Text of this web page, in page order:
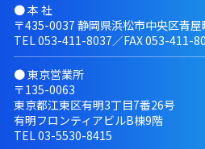
● 本 社
〒435-0037 静岡県浜松市中央区青
TEL 053-411-8037／FAX 053-411-
● 東京営業所
〒135-0063
東京都江東区有明3丁目7番26号
有明フロンティアビルB棟9階
TEL 03-5530-8415